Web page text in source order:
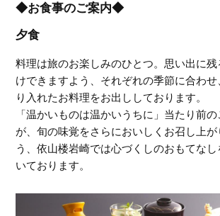
◆お食事のご案内◆
夕食
料理は旅のお楽しみのひとつ。思い出に
けできますよう、それぞれの季節に合わせ
り入れたお料理をお出ししております。
「温かいものは温かいうちに」当たり前
が、旬の味覚をさらにおいしくお召し上が
う、依山楼岩崎では心づくしのおもてな
いております。